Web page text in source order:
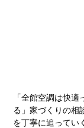
「全館空調は快
る」家づくりの相
を丁寧に追ってい